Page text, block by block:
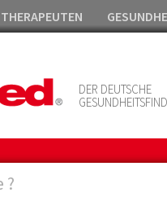
THERAPEUTEN
DER DEUTSCHE